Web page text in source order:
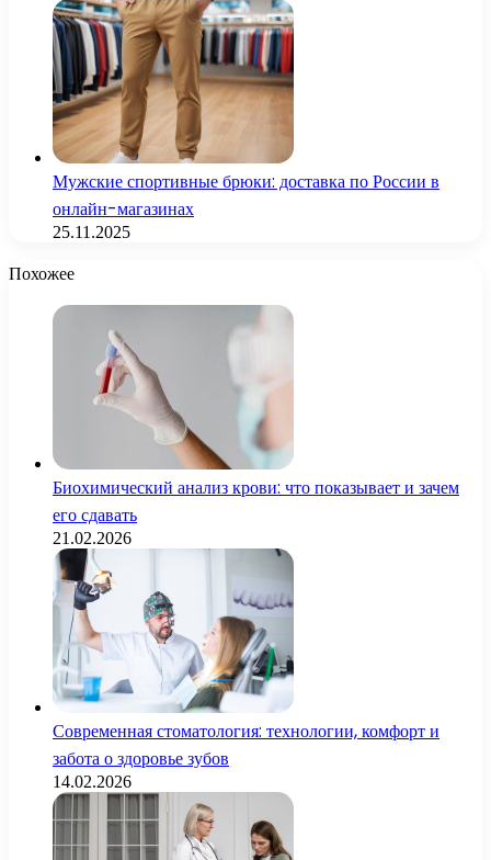
Мужские спортивные брюки: доставка по России в
онлайн-магазинах
25.11.2025
Похожее
Биохимический анализ крови: что показывает и зачем
его сдавать
21.02.2026
Современная стоматология: технологии, комфорт и
забота о здоровье зубов
14.02.2026